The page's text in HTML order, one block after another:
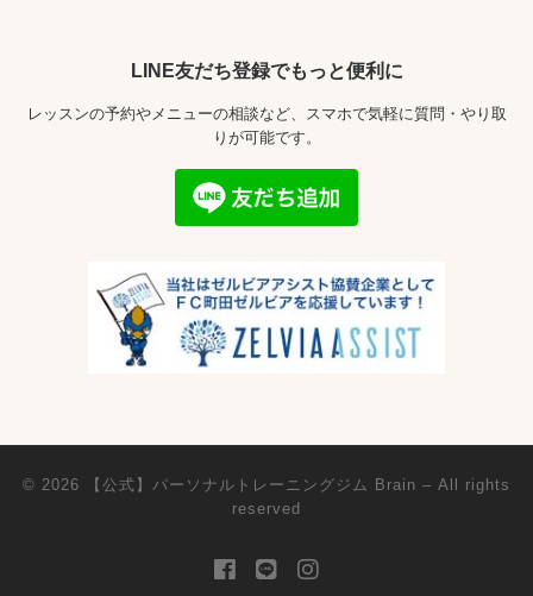
LINE友だち登録でもっと便利に
レッスンの予約やメニューの相談など、スマホで気軽に質問・やり取
りが可能です。
© 2026 【公式】パーソナルトレーニングジム Brain – All rights
reserved